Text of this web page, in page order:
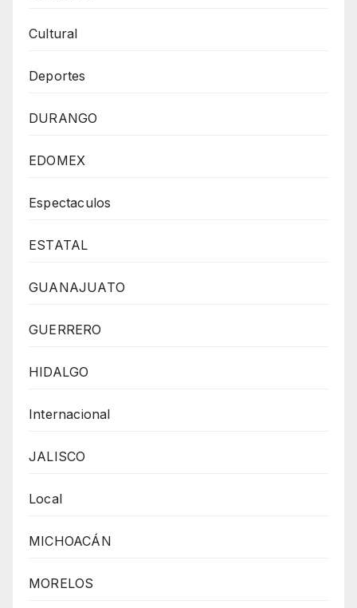
Cultural
Deportes
DURANGO
EDOMEX
Espectaculos
ESTATAL
GUANAJUATO
GUERRERO
HIDALGO
Internacional
JALISCO
Local
MICHOACÁN
MORELOS